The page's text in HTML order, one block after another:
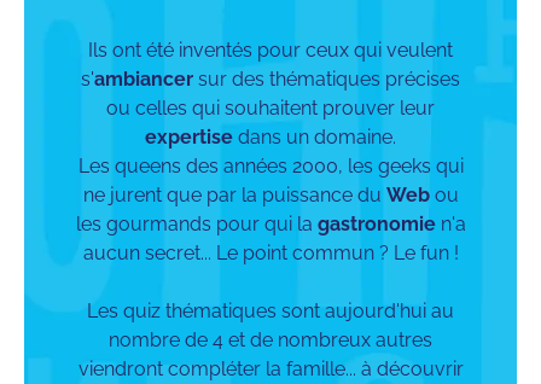
Ils ont été inventés pour ceux qui veulent
s'ambiancer sur des thématiques précises
ou celles qui souhaitent prouver leur
expertise dans un domaine.
Les queens des années 2000, les geeks qui
ne jurent que par la puissance du Webou
les gourmands pour qui la gastronomien'a
aucun secret... Le point commun ? Le fun !
Les quiz thématiques sont aujourd'hui au
nombre de 4 et de nombreux autres
viendront compléter la famille... à découvrir